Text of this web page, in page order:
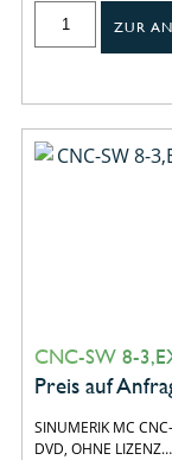
ZUR
CNC-SW 8-
Preis auf
SINUMERIK MC
DVD, OHNE LIZENZ…